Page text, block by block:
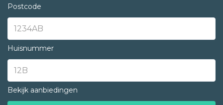
Postcode
Huisnummer
Bekijk aanbiedingen